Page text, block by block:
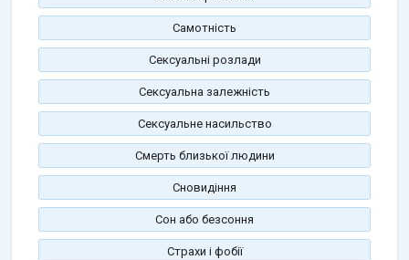
Самотність
Сексуальні розлади
Сексуальна залежність
Сексуальне насильство
Смерть близької людини
Сновидіння
Сон або безсоння
Страхи і фобії